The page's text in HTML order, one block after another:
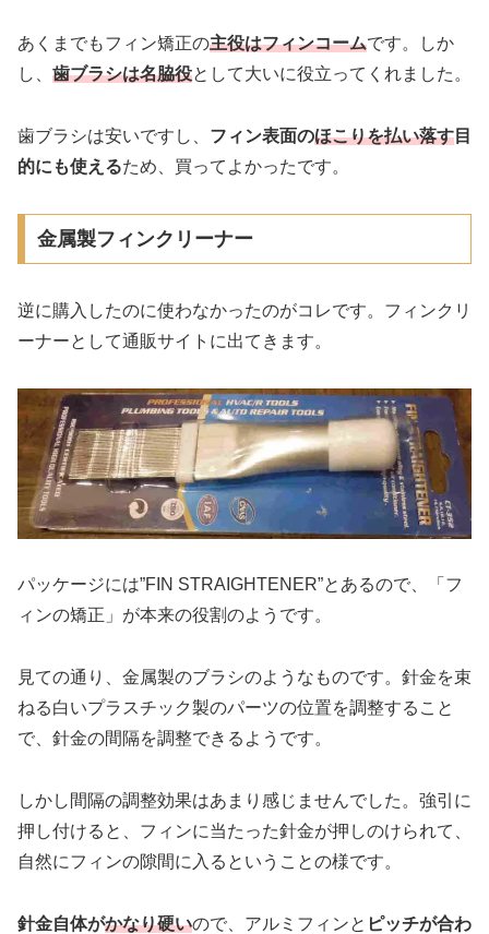
あくまでもフィン矯正の主役はフィンコームです。しか
し、 歯ブラシは名脇役として大いに役立ってくれました。
歯ブラシは安いですし、 フィン表面のほこりを払い落す 目
的にも使えるため、買ってよかったです。
金属製フィンクリーナー
逆に購入したのに使わなかったのがコレです。フィンクリ
ーナーとして通販サイトに出てきます。
パッケージには”FIN STRAIGHTENER”とあるので、「フ
ィンの矯正」が本来の役割のようです。
見ての通り、金属製のブラシのようなものです。針金を束
ねる白いプラスチック製のパーツの位置を調整すること
で、針金の間隔を調整できるようです。
しかし間隔の調整効果はあまり感じませんでした。強引に
押し付けると、フィンに当たった針金が押しのけられて、
自然にフィンの隙間に入るということの様です。
針金自体がかなり硬いので、アルミフィンと ピッチが合わ